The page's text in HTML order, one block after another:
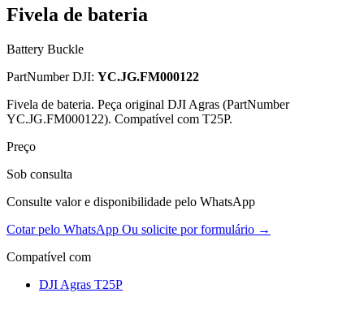
Fivela de bateria
Battery Buckle
PartNumber DJI: YC.JG.FM000122
Fivela de bateria. Peça original DJI Agras (PartNumber
YC.JG.FM000122). Compatível com T25P.
Preço
Sob consulta
Consulte valor e disponibilidade pelo WhatsApp
Cotar pelo WhatsApp Ou solicite por formulário →
Compatível com
DJI Agras T25P